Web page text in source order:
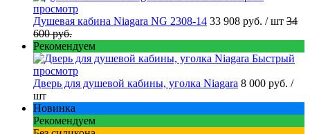
просмотр
Душевая кабина Niagara NG 2308-14 33 908 руб. / шт 34
600 руб.
Рекомендуем
Быстрый
просмотр
Дверь для душевой кабины, уголка Niagara 8 000 руб. /
шт
Новинка
Рекомендуем